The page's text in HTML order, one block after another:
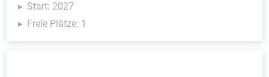
Start: 2027
Freie Plätze: 1